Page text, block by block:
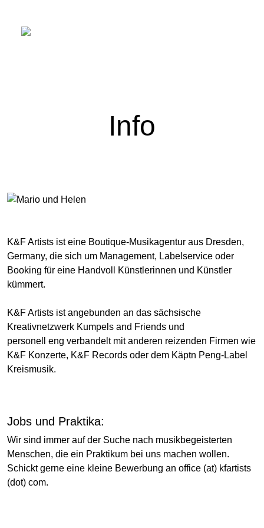
Info
K&F Artists ist eine Boutique-Musikagentur aus Dresden,
Germany, die sich um Management, Labelservice oder
Booking für eine Handvoll Künstlerinnen und Künstler
kümmert.
K&F Artists ist angebunden an das sächsische
Kreativnetzwerk Kumpels and Friends und
personell eng verbandelt mit anderen reizenden Firmen wie
K&F Konzerte, K&F Records oder dem Käptn Peng-Label
Kreismusik.
Jobs und Praktika:
Wir sind immer auf der Suche nach musikbegeisterten
Menschen, die ein Praktikum bei uns machen wollen.
Schickt gerne eine kleine Bewerbung an office (at) kfartists
(dot) com.